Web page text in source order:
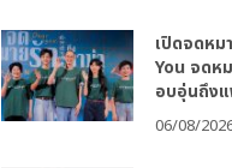
เปิดจดหม
You จดห
อบอุ่นถึง
06/08/